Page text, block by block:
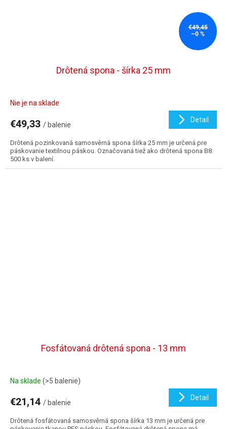
€49,45
–0 %
Drôtená spona - šírka 25 mm
Nie je na sklade
€49,33 / balenie
Detail
Drôtená pozinkovaná samosvěrná spona šírka 25 mm je určená pre
páskovanie textilnou páskou. Označovaná tiež ako drôtená spona B8.
500 ks v balení.
Fosfátovaná drôtená spona - 13 mm
Na sklade (>5 balenie)
€21,14 / balenie
Detail
Drôtená fosfátovaná samosvěrná spona šírka 13 mm je určená pre